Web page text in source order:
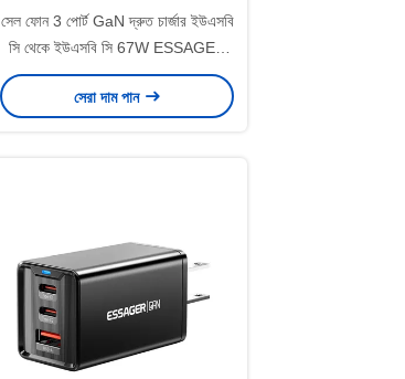
সেল ফোন 3 পোর্ট GaN দ্রুত চার্জার ইউএসবি
সি থেকে ইউএসবি সি 67W ESSAGER
G671A2CU1 সিরিজ
সেরা দাম পান